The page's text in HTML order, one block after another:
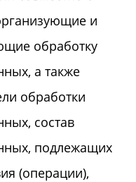
и
обработку
а также
обработки
состав
подлежащих
(операции),